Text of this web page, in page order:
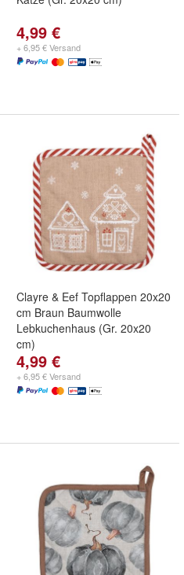
4,99 €
+ 6,95 € Versand
Clayre & Eef Topflappen 20x20
cm Braun Baumwolle
Lebkuchenhaus (Gr. 20x20
cm)
4,99 €
+ 6,95 € Versand